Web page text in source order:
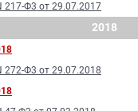
217-Ф3 от 29.07.2017
2018
272-Ф3 от 29.07.2018